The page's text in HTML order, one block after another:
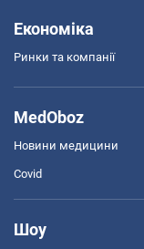
Економіка
Ринки та компанії
MedOboz
Новини медицини
Covid
Шоу